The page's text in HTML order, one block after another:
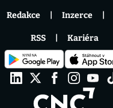
Redakce Inzerce
RSS Kariéra